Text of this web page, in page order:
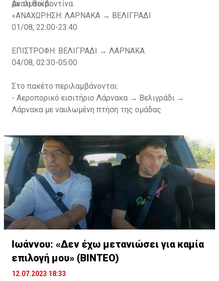
με τη Βοϊβοντίνα.
Αναλυτικά:
«ΑΝΑΧΩΡΗΣΗ: ΛΑΡΝΑΚΑ → ΒΕΛΙΓΡΑΔΙ
01/08, 22:00-23:40
ΕΠΙΣΤΡΟΦΗ: ΒΕΛΙΓΡΑΔΙ → ΛΑΡΝΑΚΑ
04/08, 02:30-05:00
Στο πακέτο περιλαμβάνονται:
- Αεροπορικό εισιτήριο Λάρνακα → Bελιγράδι →
Λάρνακα με ναυλωμένη πτήση της ομάδας
- Φόροι Αεροδρομίων
- Διαμονή για 2 βράδια σε κεντρικό ξενοδοχείο, στο
Βελιγράδι (4 αστέρων με πρόγευμα)
- Late check-out 03/08 έως 14:30
- Εκδρομή τη δεύτερη μέρα στο Βελιγράδι (πανοραμική
και περιπατητική ξενάγηση της πόλης)
- Μεταφορά από το αεροδρόμιο του Βελιγραδίου στο
ξενοδοχείο
Ιωάννου: «Δεν έχω μετανιώσει για καμία
επιλογή μου» (ΒΙΝΤΕΟ)
12.07.2023 18:33